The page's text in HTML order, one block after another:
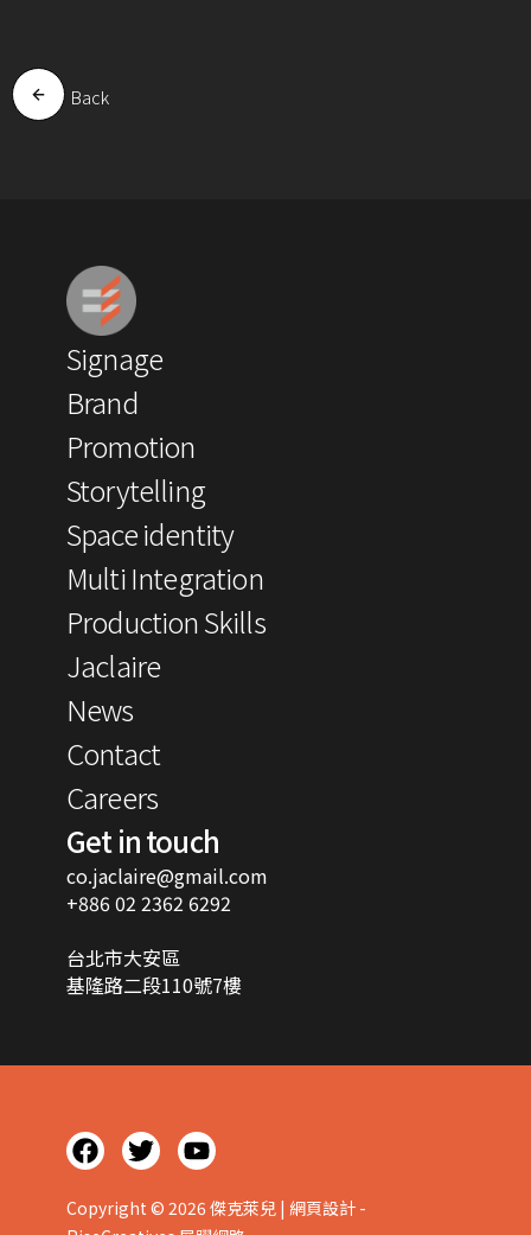
Back
Signage
Brand
Promotion
Storytelling
Space identity
Multi Integration
Production Skills
Jaclaire
News
Contact
Careers
Get in touch
co.jaclaire@gmail.com
+886 02 2362 6292
台北市大安區
基隆路二段110號7樓
F
a
c
e
T
w
i
t
Y
o
u
t
Copyright © 2026 傑克萊兒 | 網頁設計 -